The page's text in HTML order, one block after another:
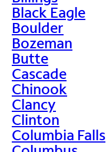
Black Eagle
Boulder
Bozeman
Butte
Cascade
Chinook
Clancy
Clinton
Columbia Falls